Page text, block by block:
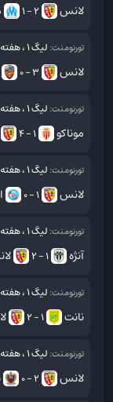
لانس 2 - 1
تورنومنت: لیگ 1 ، هفته 11
لانس 3 - 0
تورنومنت: لیگ 1 ، هفته 12
موناکو 1 - 4
تورنومنت: لیگ 1 ، هفته 13
لانس 1 - 0
تورنومنت: لیگ 1 ، هفته 14
آنژه 1 - 2
تورنومنت: لیگ 1 ، هفته 15
نانت 1 - 2
تورنومنت: لیگ 1 ، هفته 16
لانس 2 - 0